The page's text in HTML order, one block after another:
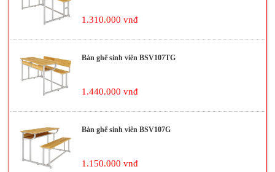
1.310.000 vnđ
Bàn ghế sinh viên BSV107TG
1.440.000 vnđ
Bàn ghế sinh viên BSV107G
1.150.000 vnđ